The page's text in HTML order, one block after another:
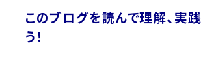
このブログを読んで理解、実践
う！